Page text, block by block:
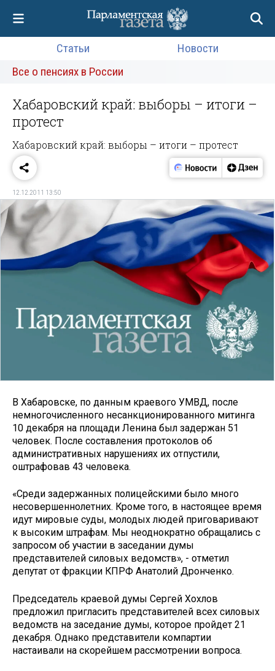
Статьи
Новости
Все о пенсиях в России
Хабаровский край: выборы – итоги –
протест
Хабаровский край: выборы – итоги – протест
12.12.2011 13:50
В Хабаровске, по данным краевого УМВД, после
немногочисленного несанкционированного митинга
10 декабря на площади Ленина был задержан 51
человек. После составления протоколов об
административных нарушениях их отпустили,
оштрафовав 43 человека.
«Среди задержанных полицейскими было много
несовершеннолетних. Кроме того, в настоящее время
идут мировые суды, молодых людей приговаривают
к высоким штрафам. Мы неоднократно обращались с
запросом об участии в заседании думы
представителей силовых ведомств», - отметил
депутат от фракции КПРФ Анатолий Дронченко.
Председатель краевой думы Сергей Хохлов
предложил пригласить представителей всех силовых
ведомств на заседание думы, которое пройдет 21
декабря. Однако представители компартии
настаивали на скорейшем рассмотрении вопроса.